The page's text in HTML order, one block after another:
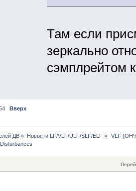
Там если
зеркально
сэмплрейтом
Вверх
ДВ » Новости LF/VLF/ULF/SLF/ELF»
VLF (ОНЧ